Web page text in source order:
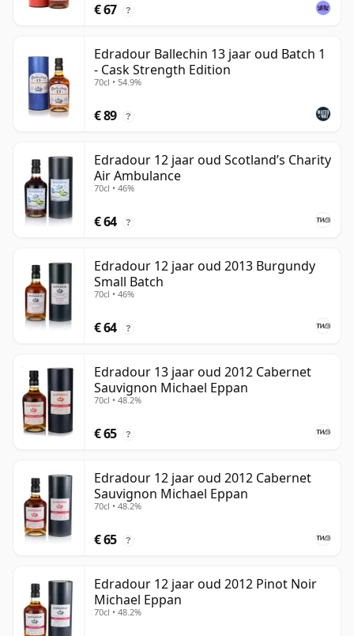
€ 67 ?
Edradour Ballechin 13 jaar oud Batch 1
- Cask Strength Edition
70cl • 54.9%
€ 89 ?
Edradour 12 jaar oud Scotland’s Charity
Air Ambulance
70cl • 46%
€ 64 ?
Edradour 12 jaar oud 2013 Burgundy
Small Batch
70cl • 46%
€ 64 ?
Edradour 13 jaar oud 2012 Cabernet
Sauvignon Michael Eppan
70cl • 48.2%
€ 65 ?
Edradour 12 jaar oud 2012 Cabernet
Sauvignon Michael Eppan
70cl • 48.2%
€ 65 ?
Edradour 12 jaar oud 2012 Pinot Noir
Michael Eppan
70cl • 48.2%